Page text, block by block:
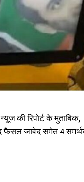
की रिपोर्ट के मुताबिक,
फैसल जावेद समेत 4